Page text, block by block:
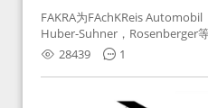
FAKRA为FAchKReis Automobil
Huber-Suhner，Rosenberger
Huber-Suhner相关连接器业务
Rosenberger）缩写。起初为
接，如今FAKRA已成为汽车行
28439 1